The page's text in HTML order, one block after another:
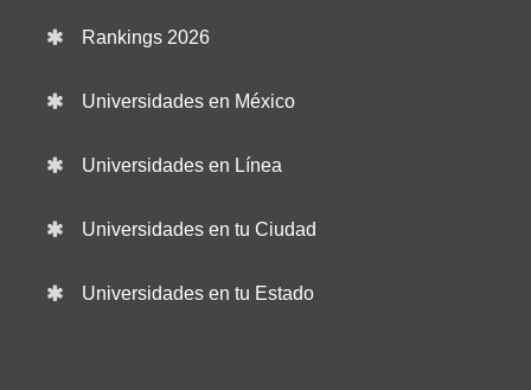
Rankings 2026
Universidades en México
Universidades en Línea
Universidades en tu Ciudad
Universidades en tu Estado